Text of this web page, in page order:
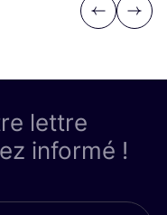
Previous
Next
lettre
informé !